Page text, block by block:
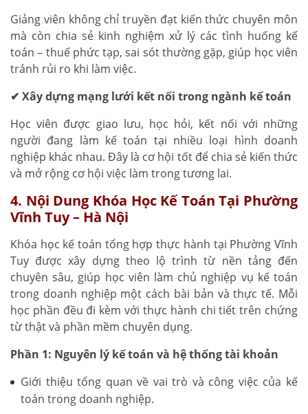
Giảng viên không chỉ truyền đạt kiến thức chuyên môn
mà còn chia sẻ kinh nghiệm xử lý các tình huống kế
toán – thuế phức tạp, sai sót thường gặp, giúp học viên
tránh rủi ro khi làm việc.
✔ Xây dựng mạng lưới kết nối trong ngành kế toán
Học viên được giao lưu, học hỏi, kết nối với những
người đang làm kế toán tại nhiều loại hình doanh
nghiệp khác nhau. Đây là cơ hội tốt để chia sẻ kiến thức
và mở rộng cơ hội việc làm trong tương lai.
4. Nội Dung Khóa Học Kế Toán Tại Phường
Vĩnh Tuy – Hà Nội
Khóa học kế toán tổng hợp thực hành tại Phường Vĩnh
Tuy được xây dựng theo lộ trình từ nền tảng đến
chuyên sâu, giúp học viên làm chủ nghiệp vụ kế toán
trong doanh nghiệp một cách bài bản và thực tế. Mỗi
học phần đều đi kèm với thực hành chi tiết trên chứng
từ thật và phần mềm chuyên dụng.
Phần 1: Nguyên lý kế toán và hệ thống tài khoản
Giới thiệu tổng quan về vai trò và công việc của kế
toán trong doanh nghiệp.